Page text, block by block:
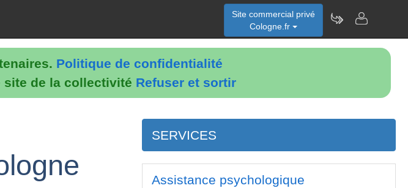
Politique de confidentialité
site de la collectivité Refuser et sortir
Site commercial privé
Cologne.fr
SERVICES
Assistance psychologique